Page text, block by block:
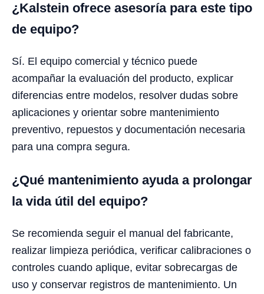
¿Kalstein ofrece asesoría para este tipo
de equipo?
Sí. El equipo comercial y técnico puede
acompañar la evaluación del producto, explicar
diferencias entre modelos, resolver dudas sobre
aplicaciones y orientar sobre mantenimiento
preventivo, repuestos y documentación necesaria
para una compra segura.
¿Qué mantenimiento ayuda a prolongar
la vida útil del equipo?
Se recomienda seguir el manual del fabricante,
realizar limpieza periódica, verificar calibraciones o
controles cuando aplique, evitar sobrecargas de
uso y conservar registros de mantenimiento. Un